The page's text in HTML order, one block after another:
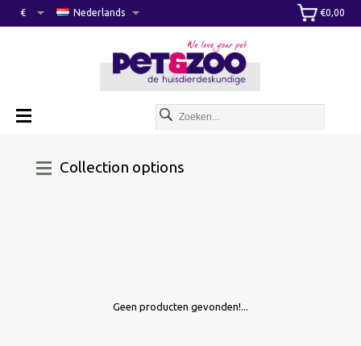
€0,00
Nederlands
€
Collection options
Geen producten gevonden!...